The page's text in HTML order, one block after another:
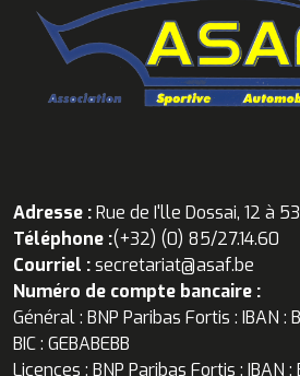
Adresse :Rue de I'lle Dossai, 12 à
Téléphone :(+32) (0) 85/27.14.60
Courriel :secretariat@asaf.be
Numéro de compte bancaire :
Général : BNP Paribas Fortis : IBAN :
BIC : GEBABEBB
Licences : BNP Paribas Fortis : IBAN